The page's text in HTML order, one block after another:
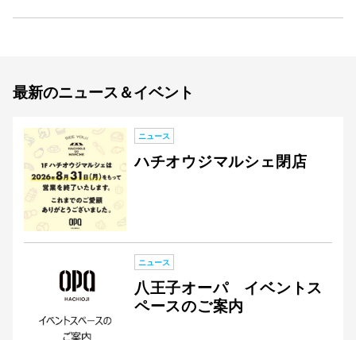
最新のニュース＆イベント
ニュース
ハチオウジマルシェ閉店
ニュース
八王子オーパ イベントス
ペースのご案内